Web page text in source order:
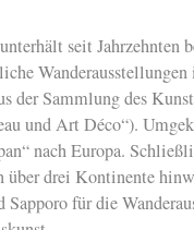
seit Jahrzehnten
Wanderausstellungen
der Sammlung des
und Art Déco“).
nach Europa.
über drei Kontinente
für die